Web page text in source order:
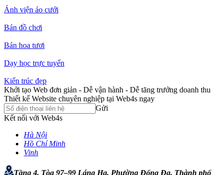
Ảnh viện áo cưới
Bán đồ chơi
Bán hoa tươi
Dạy học trực tuyến
Kiến trúc đẹp
Khởi tạo Web đơn giản - Dễ vận hành - Dễ tăng trưởng doanh thu
Thiết kế Website chuyên nghiệp tại Web4s ngay
Gửi
Kết nối với Web4s
Hà Nội
Hồ Chí Minh
Vinh
Tầng 4, Tòa 97–99 Láng Hạ, Phường Đống Đa, Thành phố